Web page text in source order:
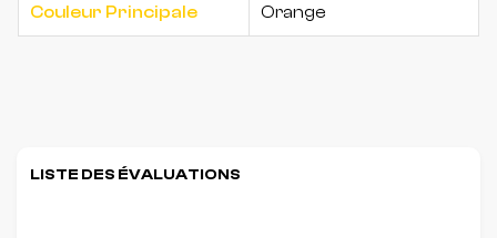
Couleur Principale Orange
LISTE DES ÉVALUATIONS